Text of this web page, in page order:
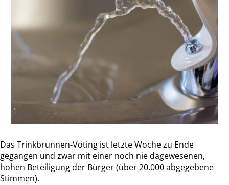
Das Trinkbrunnen-Voting ist letzte Woche zu Ende
gegangen und zwar mit einer noch nie dagewesenen,
hohen Beteiligung der Bürger (über 20.000 abgegebene
Stimmen).